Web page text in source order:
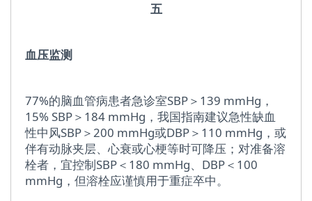
五
血压监测
77%的脑血管病患者急诊室SBP＞139 mmHg，
15% SBP＞184 mmHg，我国指南建议急性缺血
性中风SBP＞200 mmHg或DBP＞110 mmHg，或
伴有动脉夹层、心衰或心梗等时可降压；对准备溶
栓者，宜控制SBP＜180 mmHg、DBP＜100
mmHg，但溶栓应谨慎用于重症卒中。